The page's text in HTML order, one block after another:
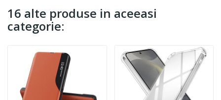
16 alte produse in aceeasi
categorie: